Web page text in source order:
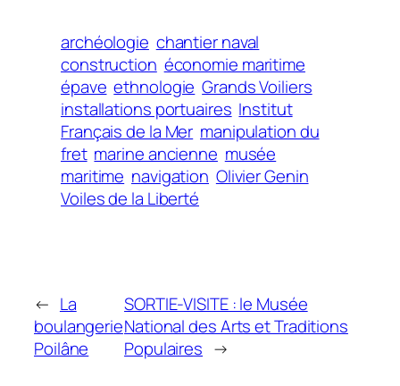
archéologie chantier naval
construction économie maritime
épave ethnologie Grands Voiliers
installations portuaires Institut
Français de la Mer manipulation du
fret marine ancienne musée
maritime navigation Olivier Genin
Voiles de la Liberté
← La
boulangerie
Poilâne
SORTIE-VISITE : le Musée
National des Arts et Traditions
Populaires →